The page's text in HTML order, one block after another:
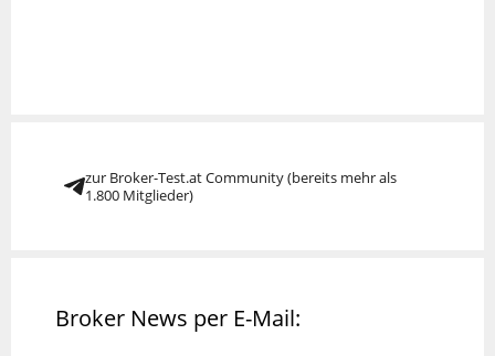
zur Broker-Test.at Community (bereits mehr als
1.800 Mitglieder)
Broker News per E-Mail: